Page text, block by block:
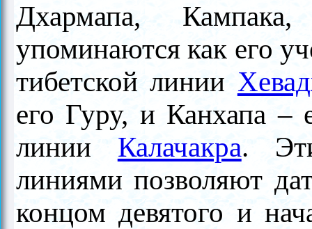
Дхармапа,
упоминаются как его
тибетской линии
его Гуру, и Канхапа –
линии Калачакра.
линиями позволяют
концом девятого и